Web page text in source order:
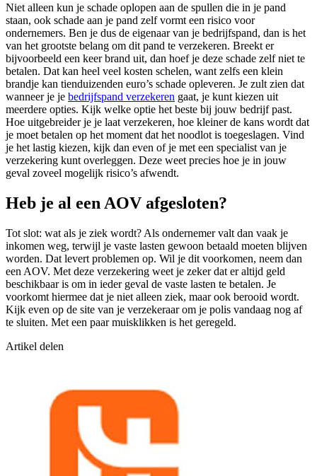
Niet alleen kun je schade oplopen aan de spullen die in je pand
staan, ook schade aan je pand zelf vormt een risico voor
ondernemers. Ben je dus de eigenaar van je bedrijfspand, dan is het
van het grootste belang om dit pand te verzekeren. Breekt er
bijvoorbeeld een keer brand uit, dan hoef je deze schade zelf niet te
betalen. Dat kan heel veel kosten schelen, want zelfs een klein
brandje kan tienduizenden euro’s schade opleveren. Je zult zien dat
wanneer je je bedrijfspand verzekeren gaat, je kunt kiezen uit
meerdere opties. Kijk welke optie het beste bij jouw bedrijf past.
Hoe uitgebreider je je laat verzekeren, hoe kleiner de kans wordt dat
je moet betalen op het moment dat het noodlot is toegeslagen. Vind
je het lastig kiezen, kijk dan even of je met een specialist van je
verzekering kunt overleggen. Deze weet precies hoe je in jouw
geval zoveel mogelijk risico’s afwendt.
Heb je al een AOV afgesloten?
Tot slot: wat als je ziek wordt? Als ondernemer valt dan vaak je
inkomen weg, terwijl je vaste lasten gewoon betaald moeten blijven
worden. Dat levert problemen op. Wil je dit voorkomen, neem dan
een AOV. Met deze verzekering weet je zeker dat er altijd geld
beschikbaar is om in ieder geval de vaste lasten te betalen. Je
voorkomt hiermee dat je niet alleen ziek, maar ook berooid wordt.
Kijk even op de site van je verzekeraar om je polis vandaag nog af
te sluiten. Met een paar muisklikken is het geregeld.
Artikel delen